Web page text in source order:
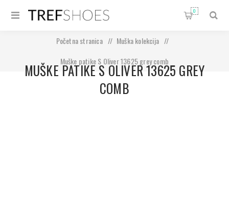
0
Početna stranica / Muška kolekcija
/
Muške patike S Oliver 13625 grey comb
MUŠKE PATIKE S OLIVER 13625 GREY
COMB